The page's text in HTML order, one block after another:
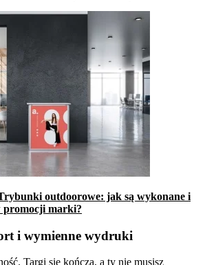
outdoorowe: jak są wykonane i
promocji marki?
i wymienne wydruki
Targi się kończą, a ty nie musisz